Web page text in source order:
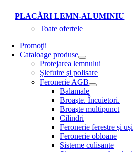
PLACĂRI LEMN-ALUMINIU
Toate ofertele
Promoţii
Cataloage produse
Protejarea lemnului
Şlefuire şi polisare
Feronerie AGB
Balamale
Broaşte. Încuietori.
Broaşte multipunct
Cilindri
Feronerie ferestre şi uşi
Feronerie obloane
Sisteme culisante